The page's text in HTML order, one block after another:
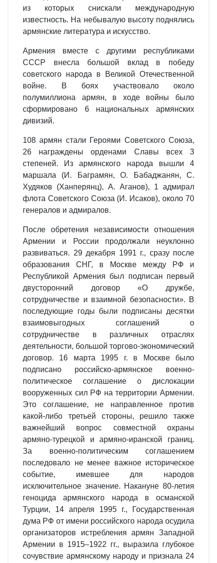
из которых снискали международную
известность. На небывалую высоту поднялись
армянские литература и искусство.
Армения вместе с другими республиками
СССР внесла большой вклад в победу
советского народа в Великой Отечественной
войне. В боях участвовало около
полумиллиона армян, в ходе войны было
сформировано 6 национальных армянских
дивизий.
108 армян стали Героями Советского Союза,
26 награждены орденами Славы всех 3
степеней. Из армянского народа вышли 4
маршала (И. Баграмян, О. Бабаджанян, С.
Худяков (Ханперянц), А. Аганов), 1 адмирал
флота Советского Союза (И. Исаков), около 70
генералов и адмиралов.
После обретения независимости отношения
Армении и России продолжали неуклонно
развиваться. 29 декабря 1991 г., сразу после
образования СНГ, в Москве между РФ и
Республикой Армения был подписан первый
двусторонний договор «О дружбе,
сотрудничестве и взаимной безопасности». В
последующие годы были подписаны десятки
взаимовыгодных соглашений о
сотрудничестве в различных отраслях
деятельности, большой торгово-экономический
договор. 16 марта 1995 г. в Москве было
подписано российско-армянское военно-
политическое соглашение о дислокации
вооруженных сил РФ на территории Армении.
Это соглашение, не направленное против
какой-либо третьей стороны, решило также
важнейший вопрос совместной охраны
армяно-турецкой и армяно-иранской границ.
За военно-политическим соглашением
последовало не менее важное историческое
событие, имевшее для народов
исключительное значение. Накануне 80-летия
геноцида армянского народа в османской
Турции, 14 апреля 1995 г., Государственная
дума РФ от имени российского народа осудила
организаторов истребления армян Западной
Армении в 1915–1922 гг., выразила глубокое
сочувствие армянскому народу и признала 24